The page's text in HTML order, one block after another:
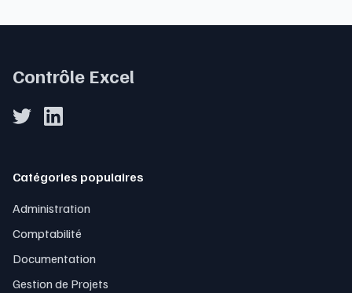
Contrôle Excel
Catégories populaires
Administration
Comptabilité
Documentation
Gestion de Projets